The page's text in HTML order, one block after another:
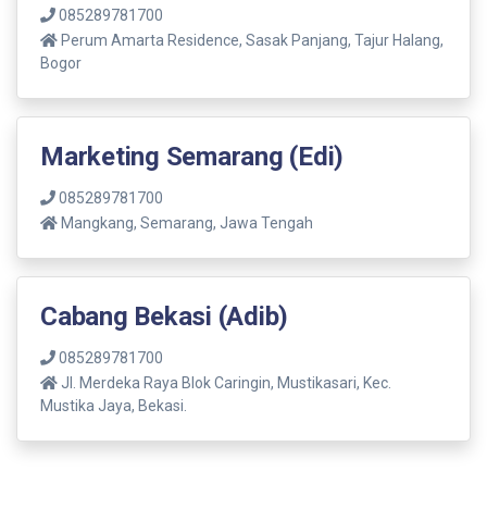
085289781700
Perum Amarta Residence, Sasak Panjang, Tajur Halang,
Bogor
Marketing Semarang (Edi)
085289781700
Mangkang, Semarang, Jawa Tengah
Cabang Bekasi (Adib)
085289781700
Jl. Merdeka Raya Blok Caringin, Mustikasari, Kec.
Mustika Jaya, Bekasi.